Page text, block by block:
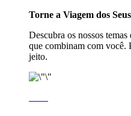
Torne a Viagem dos
Descubra os nossos
que combinam com você.
jeito.